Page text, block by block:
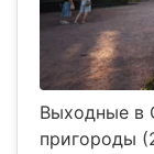
Выходные в
пригороды